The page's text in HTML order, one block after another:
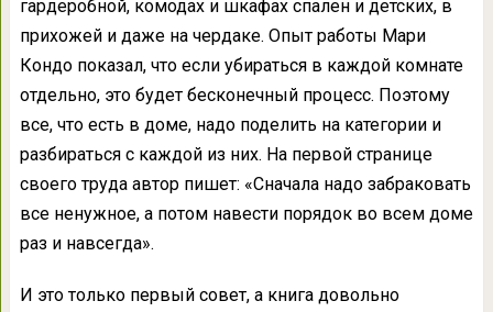
гардеробной, комодах и шкафах спален и детских, в
прихожей и даже на чердаке. Опыт работы Мари
Кондо показал, что если убираться в каждой комнате
отдельно, это будет бесконечный процесс. Поэтому
все, что есть в доме, надо поделить на категории и
разбираться с каждой из них. На первой странице
своего труда автор пишет: «Сначала надо забраковать
все ненужное, а потом навести порядок во всем доме
раз и навсегда».
И это только первый совет, а книга довольно